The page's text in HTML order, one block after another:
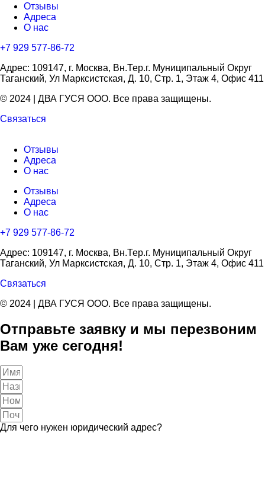
Отзывы
Адреса
О нас
+7 929 577-86-72
Адрес: 109147, г. Москва, Вн.Тер.г. Муниципальный Округ
Таганский, Ул Марксистская, Д. 10, Стр. 1, Этаж 4, Офис 411
© 2024 | ДВА ГУСЯ OOO. Все права защищены.
Связаться
Отзывы
Адреса
О нас
Отзывы
Адреса
О нас
+7 929 577-86-72
Адрес: 109147, г. Москва, Вн.Тер.г. Муниципальный Округ
Таганский, Ул Марксистская, Д. 10, Стр. 1, Этаж 4, Офис 411
Связаться
© 2024 | ДВА ГУСЯ OOO. Все права защищены.
Отправьте заявку и мы перезвоним
Вам уже сегодня!
Для чего нужен юридический адрес?